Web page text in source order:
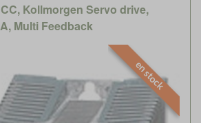
Kollmorgen Servo drive,
Multi Feedback
en stock